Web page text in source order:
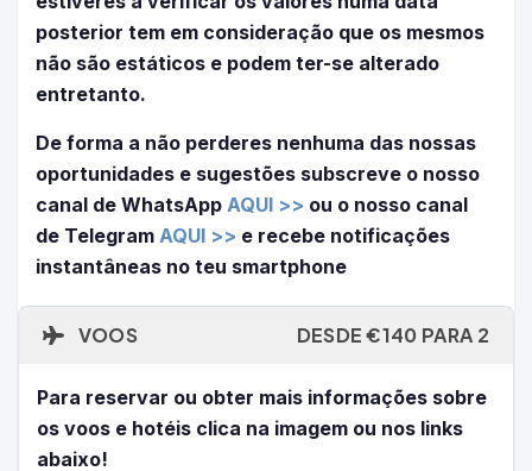
posterior tem em consideração que os mesmos
não são estáticos e podem ter-se alterado
entretanto.
De forma a não perderes nenhuma das nossas
oportunidades e sugestões subscreve o nosso
canal de WhatsApp AQUI >> ou o nosso canal
de Telegram AQUI >> e recebe notificações
instantâneas no teu smartphone
VOOS DESDE €140 PARA 2
Para reservar ou obter mais informações sobre
os voos e hotéis clica na imagem ou nos links
abaixo!